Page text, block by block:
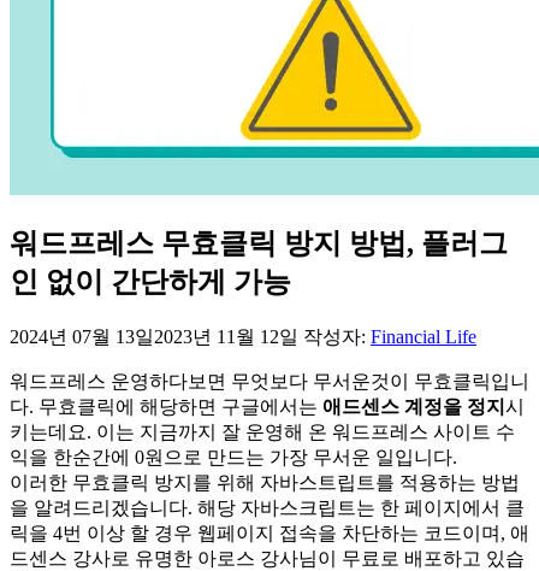
워드프레스 무효클릭 방지 방법, 플러그
인 없이 간단하게 가능
2024년 07월 13일2023년 11월 12일 작성자: Financial Life
워드프레스 운영하다보면 무엇보다 무서운것이 무효클릭입니
다. 무효클릭에 해당하면 구글에서는 애드센스 계정을 정지 시
키는데요. 이는 지금까지 잘 운영해 온 워드프레스 사이트 수
익을 한순간에 0원으로 만드는 가장 무서운 일입니다.
이러한 무효클릭 방지를 위해 자바스트립트를 적용하는 방법
을 알려드리겠습니다. 해당 자바스크립트는 한 페이지에서 클
릭을 4번 이상 할 경우 웹페이지 접속을 차단하는 코드이며, 애
드센스 강사로 유명한 아로스 강사님이 무료로 배포하고 있습